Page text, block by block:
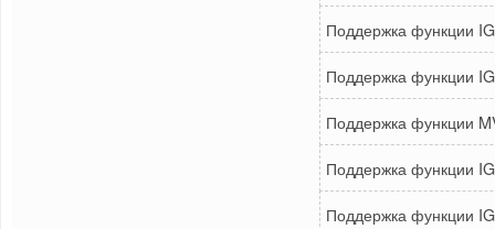
Поддержка функции
Поддержка функции
Поддержка функции
Поддержка функции
Поддержка функции